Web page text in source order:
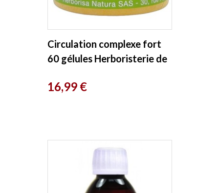
Circulation complexe fort
60 gélules Herboristerie de
Prix
16,99 €